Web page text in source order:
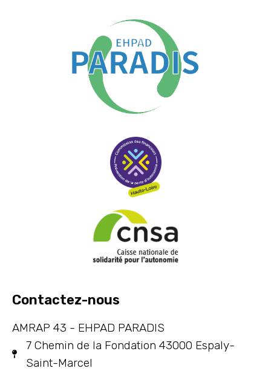
Contactez-nous
AMRAP 43 - EHPAD PARADIS
7 Chemin de la Fondation 43000 Espaly-
Saint-Marcel